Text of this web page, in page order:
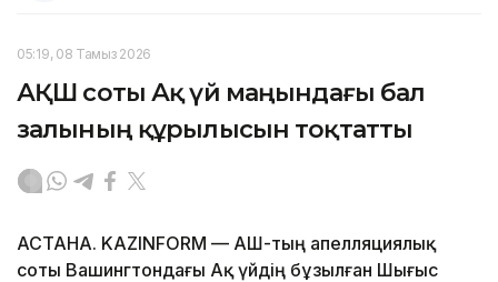
05:19, 08 Тамыз 2026
АҚШ соты Ақ үй маңындағы бал
залының құрылысын тоқтатты
АСТАНА. KAZINFORM — АҚШ-тың апелляциялық
соты Вашингтондағы Ақ үйдің бұзылған Шығыс